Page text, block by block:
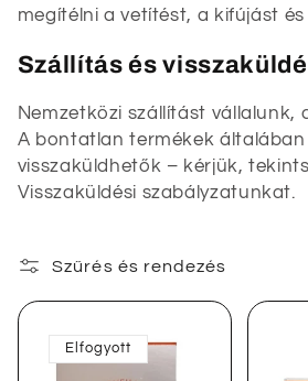
megítélni a vetítést, a kifújást
Szállítás és
Nemzetközi szállítást vállalunk,
A bontatlan termékek általában
visszaküldhetők – kérjük,
Visszaküldési szabályzatunkat.
Szűrés és rendezés
Elfogyott